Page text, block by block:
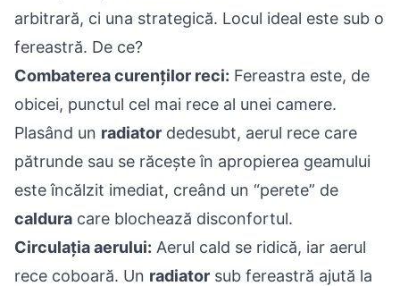
arbitrară, ci una strategică. Locul ideal este sub o
fereastră. De ce?
Combaterea curenților reci: Fereastra este, de
obicei, punctul cel mai rece al unei camere.
Plasând un radiator dedesubt, aerul rece care
pătrunde sau se răcește în apropierea geamului
este încălzit imediat, creând un “perete” de
caldura care blochează disconfortul.
Circulația aerului: Aerul cald se ridică, iar aerul
rece coboară. Un radiator sub fereastră ajută la